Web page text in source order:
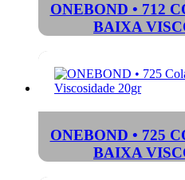
ONEBOND • 712
BAIXA
ONEBOND • 725
BAIXA